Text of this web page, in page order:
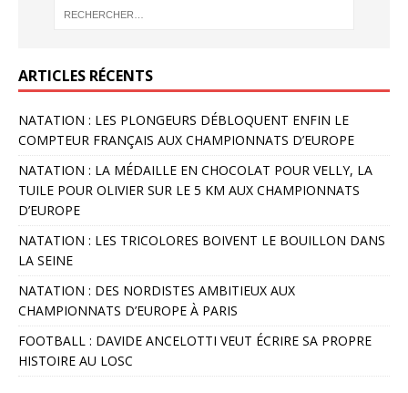
ARTICLES RÉCENTS
NATATION : LES PLONGEURS DÉBLOQUENT ENFIN LE
COMPTEUR FRANÇAIS AUX CHAMPIONNATS D’EUROPE
NATATION : LA MÉDAILLE EN CHOCOLAT POUR VELLY, LA
TUILE POUR OLIVIER SUR LE 5 KM AUX CHAMPIONNATS
D’EUROPE
NATATION : LES TRICOLORES BOIVENT LE BOUILLON DANS
LA SEINE
NATATION : DES NORDISTES AMBITIEUX AUX
CHAMPIONNATS D’EUROPE À PARIS
FOOTBALL : DAVIDE ANCELOTTI VEUT ÉCRIRE SA PROPRE
HISTOIRE AU LOSC